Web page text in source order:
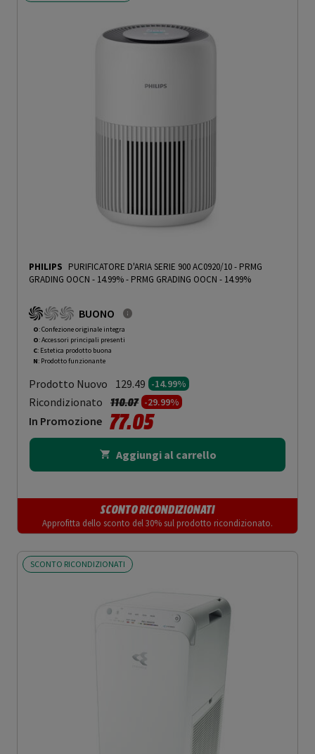
PHILIPS PURIFICATORE D'ARIA SERIE 900 AC0920/10 - PRMG
GRADING OOCN - 14.99%- PRMG GRADING OOCN - 14.99%
BUONO
O: Confezione originale integra
O: Accessori principali presenti
C: Estetica prodotto buona
N: Prodotto funzionante
Prodotto Nuovo 129.49 -14.99%
Ricondizionato Prezzo ridotto da
110.07a-29.99%
In Promozione 77.05
Aggiungi al carrello
SCONTO RICONDIZIONATI
Approfitta dello sconto del 30% sul prodotto ricondizionato.
SCONTO RICONDIZIONATI